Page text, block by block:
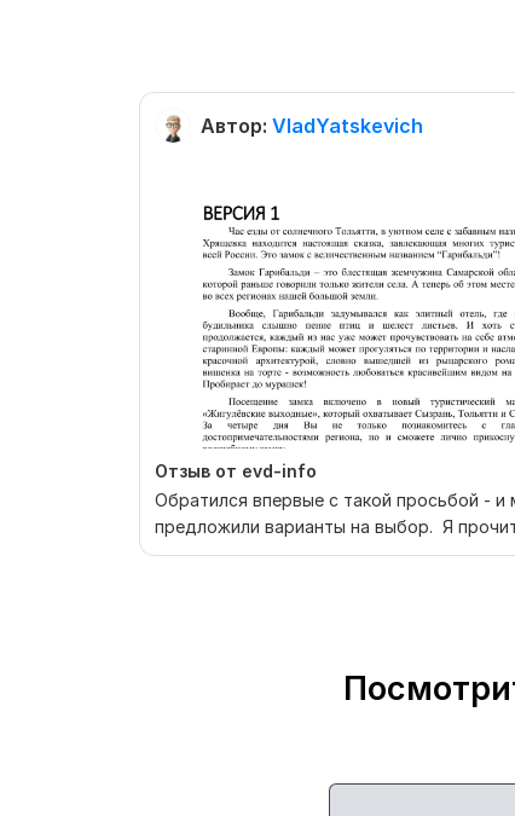
Автор: VladYatskevich
Отзыв от evd-info
Обратился впервые с такой просьбой - и
предложили варианты на выбор. Я
все варианты...